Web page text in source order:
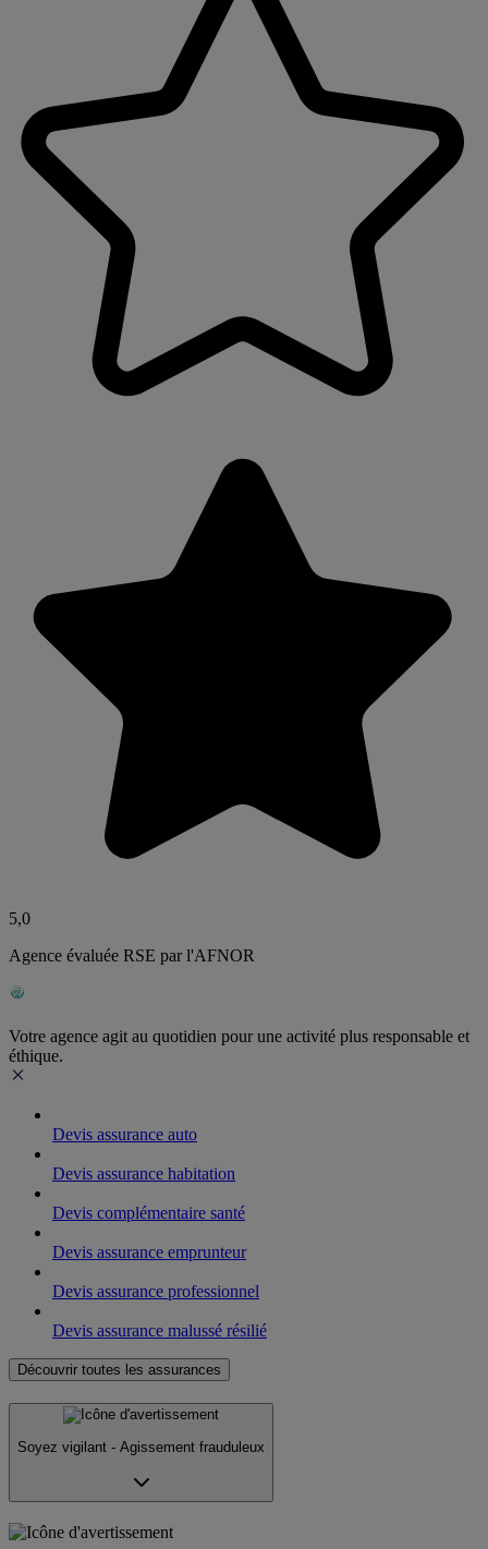
5,0
Agence évaluée RSE par l'AFNOR
Votre agence agit au quotidien pour une activité plus responsable et
éthique.
Devis assurance auto
Devis assurance habitation
Devis complémentaire santé
Devis assurance emprunteur
Devis assurance professionnel
Devis assurance malussé résilié
Découvrir toutes les assurances
Soyez vigilant - Agissement frauduleux